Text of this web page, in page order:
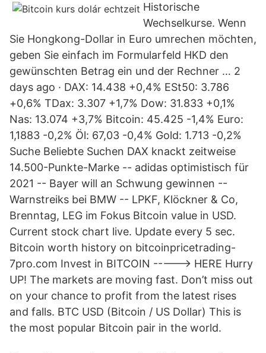
Historische
Wechselkurse. Wenn
Sie Hongkong-Dollar in Euro umrechen möchten,
geben Sie einfach im Formularfeld HKD den
gewünschten Betrag ein und der Rechner … 2
days ago · DAX: 14.438 +0,4% ESt50: 3.786
+0,6% TDax: 3.307 +1,7% Dow: 31.833 +0,1%
Nas: 13.074 +3,7% Bitcoin: 45.425 -1,4% Euro:
1,1883 -0,2% Öl: 67,03 -0,4% Gold: 1.713 -0,2%
Suche Beliebte Suchen DAX knackt zeitweise
14.500-Punkte-Marke -- adidas optimistisch für
2021 -- Bayer will an Schwung gewinnen --
Warnstreiks bei BMW -- LPKF, Klöckner & Co,
Brenntag, LEG im Fokus Bitcoin value in USD.
Current stock chart live. Update every 5 sec.
Bitcoin worth history on bitcoinpricetrading-
7pro.com Invest in BITCOIN -----> HERE Hurry
UP! The markets are moving fast. Don’t miss out
on your chance to profit from the latest rises
and falls. BTC USD (Bitcoin / US Dollar) This is
the most popular Bitcoin pair in the world.